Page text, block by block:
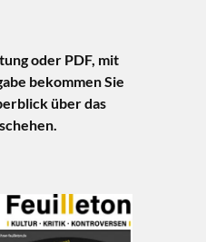
oder PDF, mit
bekommen Sie
über das